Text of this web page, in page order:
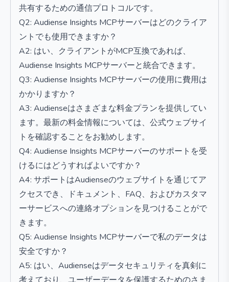
共有するための通信プロトコルです。
Q2: Audiense Insights MCPサーバーはどのクライア
ントでも使用できますか？
A2: はい、クライアントがMCP互換であれば、
Audiense Insights MCPサーバーと統合できます。
Q3: Audiense Insights MCPサーバーの使用に費用は
かかりますか？
A3: Audienseはさまざまな料金プランを提供してい
ます。最新の料金情報については、公式ウェブサイ
トを確認することをお勧めします。
Q4: Audiense Insights MCPサーバーのサポートを受
けるにはどうすればよいですか？
A4: サポートはAudienseのウェブサイトを通じてア
クセスでき、ドキュメント、FAQ、およびカスタマ
ーサービスへの連絡オプションを見つけることがで
きます。
Q5: Audiense Insights MCPサーバーで私のデータは
安全ですか？
A5: はい、Audienseはデータセキュリティを真剣に